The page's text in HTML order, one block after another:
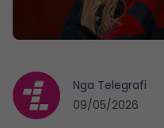
Nga Telegrafi
09/05/2026